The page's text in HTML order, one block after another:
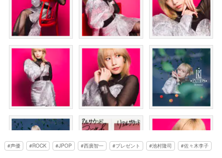
声優 ROCK JPOP 西廣智一 プレゼント 池村隆司 佐々木李子